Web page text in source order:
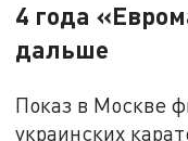
4 года
дальше
Показ в Москве
украинских